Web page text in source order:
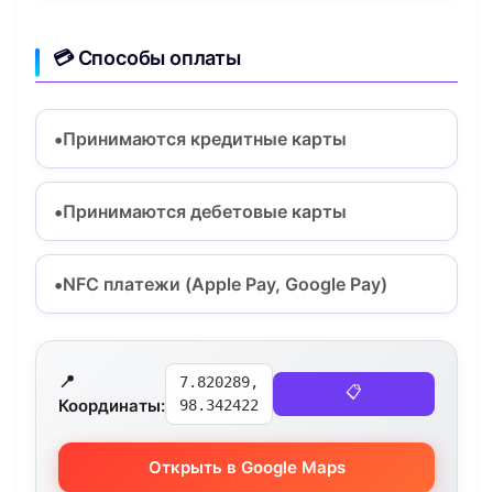
💳 Способы оплаты
Принимаются кредитные карты
Принимаются дебетовые карты
NFC платежи (Apple Pay, Google Pay)
📍
Координаты:
7.820289,
98.342422
📋
Открыть в Google Maps